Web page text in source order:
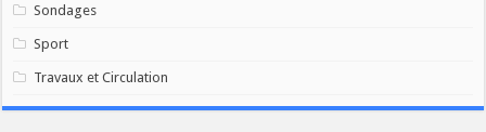
Sondages
Sport
Travaux et Circulation